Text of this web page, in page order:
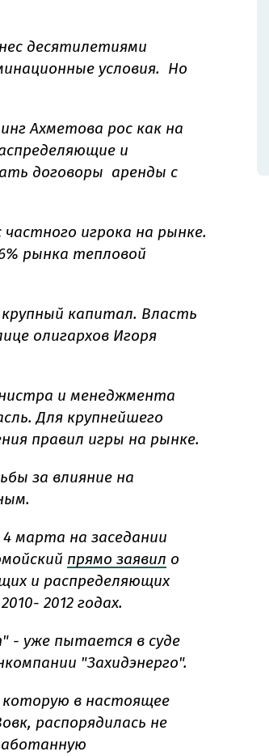
десятилетиями
условия. Но
Ахметова рос как на
и
договоры аренды с
игрока на рынке.
рынка тепловой
капитал. Власть
олигархов Игоря
и менеджмента
Для крупнейшего
правил игры на рынке.
за влияние на
марта на заседании
прямо заявил о
и распределяющих
2012 годах.
- уже пытается в суде
"Захидэнерго".
которую в настоящее
распорядилась не